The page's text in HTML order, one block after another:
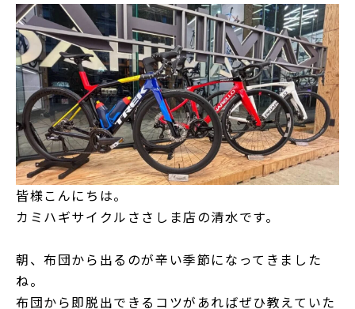
皆様こんにちは。
カミハギサイクルささしま店の清水です。
朝、布団から出るのが辛い季節になってきました
ね。
布団から即脱出できるコツがあればぜひ教えていた